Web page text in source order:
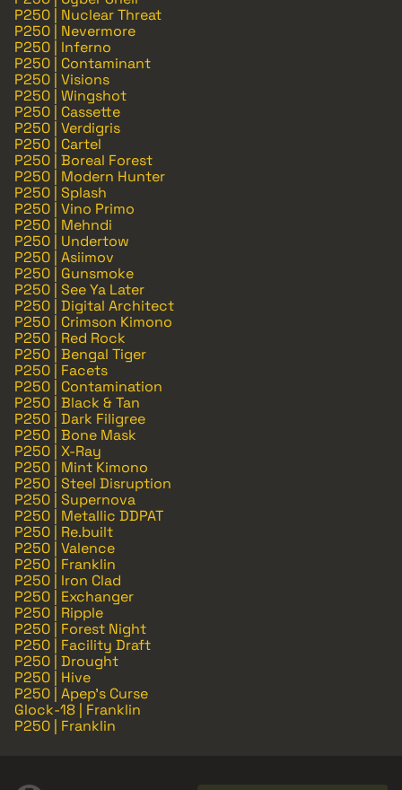
P250 | Nuclear Threat
P250 | Nevermore
P250 | Inferno
P250 | Contaminant
P250 | Visions
P250 | Wingshot
P250 | Cassette
P250 | Verdigris
P250 | Cartel
P250 | Boreal Forest
P250 | Modern Hunter
P250 | Splash
P250 | Vino Primo
P250 | Mehndi
P250 | Undertow
P250 | Asiimov
P250 | Gunsmoke
P250 | See Ya Later
P250 | Digital Architect
P250 | Crimson Kimono
P250 | Red Rock
P250 | Bengal Tiger
P250 | Facets
P250 | Contamination
P250 | Black & Tan
P250 | Dark Filigree
P250 | Bone Mask
P250 | X-Ray
P250 | Mint Kimono
P250 | Steel Disruption
P250 | Supernova
P250 | Metallic DDPAT
P250 | Re.built
P250 | Valence
P250 | Franklin
P250 | Iron Clad
P250 | Exchanger
P250 | Ripple
P250 | Forest Night
P250 | Facility Draft
P250 | Drought
P250 | Hive
P250 | Apep's Curse
Glock-18 | Franklin
P250 | Franklin